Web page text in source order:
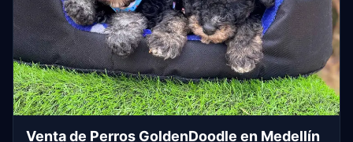
Venta de Perros GoldenDoodle en Medellín